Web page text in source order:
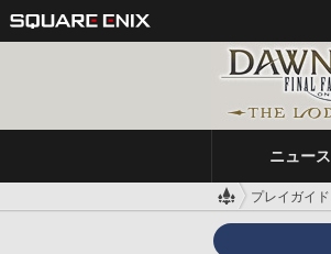
ニュース
プレイガイド